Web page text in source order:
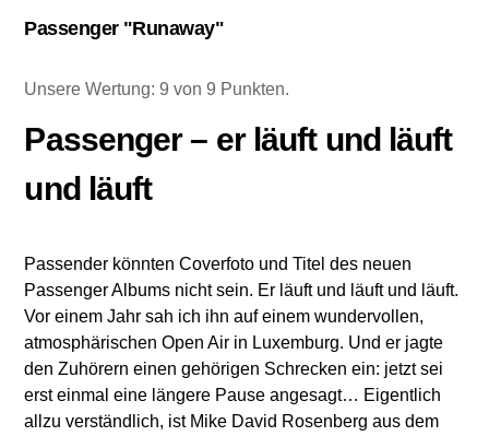
Passenger "Runaway"
Unsere Wertung: 9 von 9 Punkten.
Passenger – er läuft und läuft
und läuft
Passender könnten Coverfoto und Titel des neuen
Passenger Albums nicht sein. Er läuft und läuft und läuft.
Vor einem Jahr sah ich ihn auf einem wundervollen,
atmosphärischen Open Air in Luxemburg. Und er jagte
den Zuhörern einen gehörigen Schrecken ein: jetzt sei
erst einmal eine längere Pause angesagt… Eigentlich
allzu verständlich, ist Mike David Rosenberg aus dem